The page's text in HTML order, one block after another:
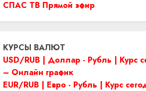
СПАС ТВ Прямой эфир
КУРСЫ ВАЛЮТ
USD/RUB | Доллар - Рубль | Курс
– Онлайн график
EUR/RUB | Евро - Рубль | Курс